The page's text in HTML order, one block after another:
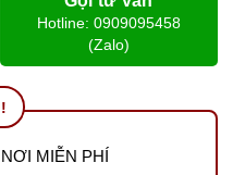
Hotline: 0909095458
(Zalo)
MIỄN PHÍ